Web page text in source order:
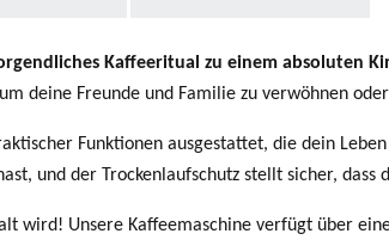
Kaffeeritual zu einem absoluten
deine Freunde und Familie zu verwöhnen
Funktionen ausgestattet, die dein
und der Trockenlaufschutz stellt sicher,
wird! Unsere Kaffeemaschine verfügt über